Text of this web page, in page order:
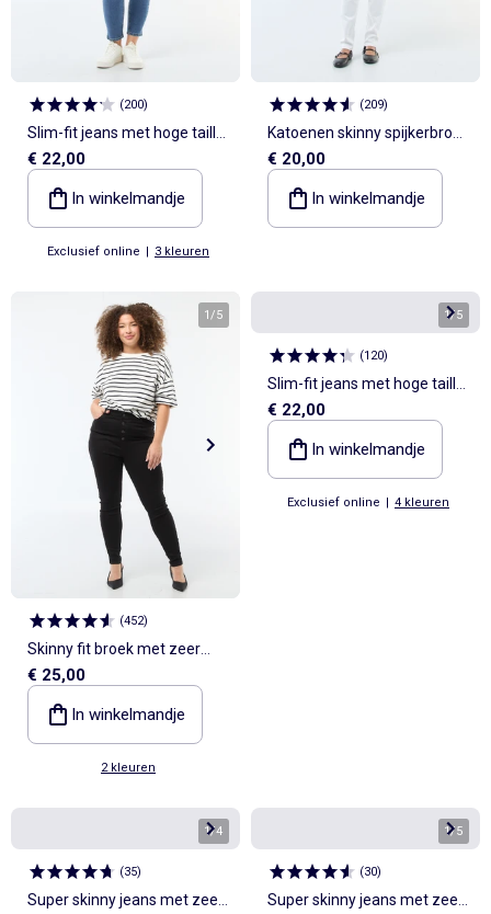
(200)
Slim-fit jeans met hoge taille
- L28
€ 22,00
In winkelmandje
Exclusief online | 3 kleuren
(209)
Katoenen skinny spijkerbroek
met veel stretch
€ 20,00
In winkelmandje
1/5
(452)
Skinny fit broek met zeer
hoge taille - L30
€ 25,00
In winkelmandje
2 kleuren
1/5
(120)
Slim-fit jeans met hoge taille
- L32
€ 22,00
In winkelmandje
Exclusief online | 4 kleuren
1/4
(35)
Super skinny jeans met zeer
1/5
(30)
Super skinny jeans met zeer